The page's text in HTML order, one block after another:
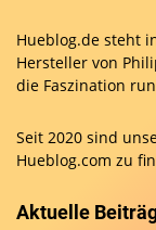
Hueblog.de steht
Hersteller von
die Faszination
Seit 2020 sind
Hueblog.com zu
Aktuelle